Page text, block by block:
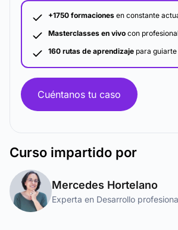
+1750 formaciones en constante
Masterclasses en vivo con
160 rutas de aprendizaje para guiarte
Cuéntanos tu caso
Curso impartido por
Mercedes Hortelano
Experta en Desarrollo